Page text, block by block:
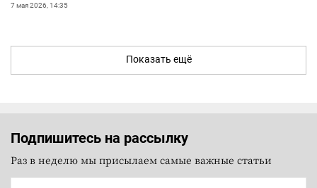
7 мая 2026, 14:35
Показать ещё
Подпишитесь на рассылку
Раз в неделю мы присылаем самые важные статьи